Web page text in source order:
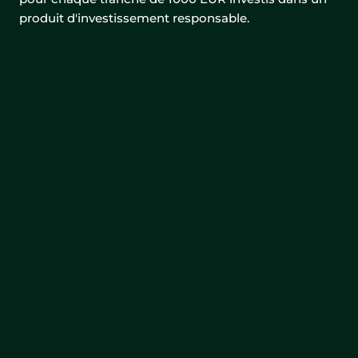
produit d'investissement responsable.